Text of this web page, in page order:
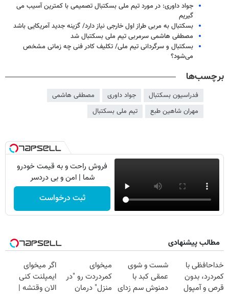
جواد داوری: در مورد تیم ملی بسکتبال تصمیمی با کمترین آسیب می
گیریم
بسکتبال به مربی طراز اول خارجی نیاز دارد/ گزینه جدید آمریکایی باشد
مصطفی هاشمی سرمربی تیم ملی بسکتبال شد
بسکتبال و سرگردانی تیم ملی/ تکلیف کادر فنی چه زمانی مشخص
می‌شود؟
برچسب‌ها
فدراسیون بسکتبال جواد داوری
مصطفی هاشمی
مهران شاهین طبع
تیم ملی بسکتبال
فروش راحت و به قیمت خودرو
شما | امن و بی دردسر
ثبت درخواست
مطالب پیشنهادی
خداحافظی با
کمردرد، بدون
قرص و آمپول
شست و شوی
عمقی کبد با
دمنوش سم زدای
میخوای
کمردردت رو "در
منزل" درمان
اگر میخوای
ایمپلنت کنی
الان وقتشه |